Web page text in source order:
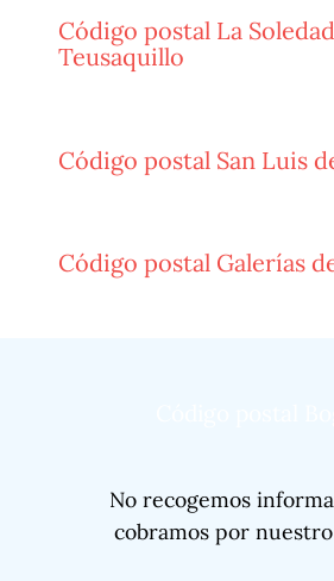
Código postal La
Teusaquillo
Código postal San Luis
Código postal Galerías
No recogemos
cobramos por